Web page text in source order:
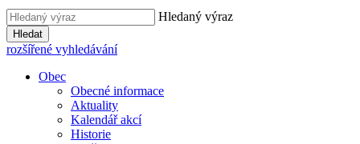
Hledaný výraz
Hledat
rozšířené vyhledávání
Obec
Obecné informace
Aktuality
Kalendář akcí
Historie